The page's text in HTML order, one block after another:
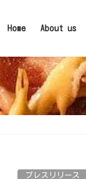
Home About us
プレスリリース